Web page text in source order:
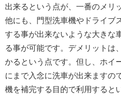
出来るという点が、一番のメリ
他にも、門型洗車機やドライブ
する事が出来ないような大きな
る事が可能です。デメリットは
かるという点です。但し、ホイ
にまで入念に洗車が出来ますの
機を補完する目的で利用すると